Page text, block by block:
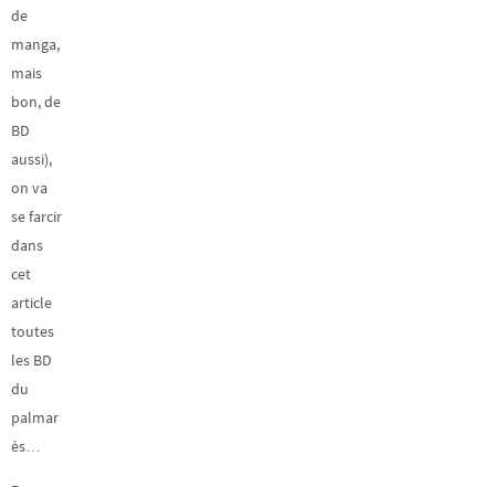
de
manga,
mais
bon, de
BD
aussi),
on va
se farcir
dans
cet
article
toutes
les BD
du
palmar
ès…